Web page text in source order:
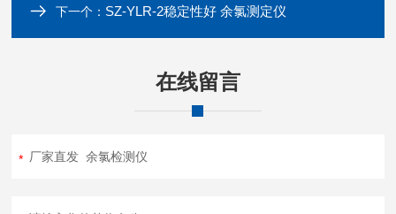
下一个： SZ-YLR-2稳定性好 余氯测定仪
在线留言